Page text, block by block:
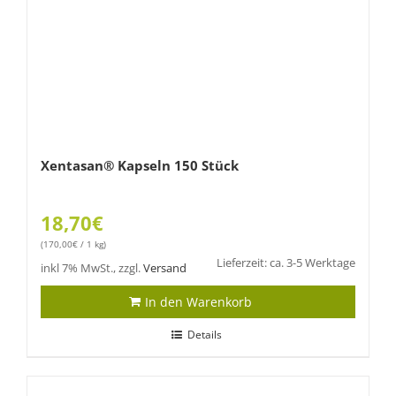
Xentasan® Kapseln 150 Stück
18,70€
(170,00€ / 1 kg)
inkl 7% MwSt., zzgl.Versand Lieferzeit: ca. 3-5 Werktage
In den Warenkorb
Details